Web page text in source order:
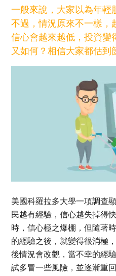
資
網
站
一般來說，大家以為年輕
不過，情況原來不一樣，
信心會越來越低，投資變
又如何？相信大家都估到
美國科羅拉多大學一項調查
民越有經驗，信心越失掉得
時，信心極之爆棚，但隨著
的經驗之後，就變得很消極
後情況會改觀，當不幸的經
試多冒一些風險，並逐漸重回